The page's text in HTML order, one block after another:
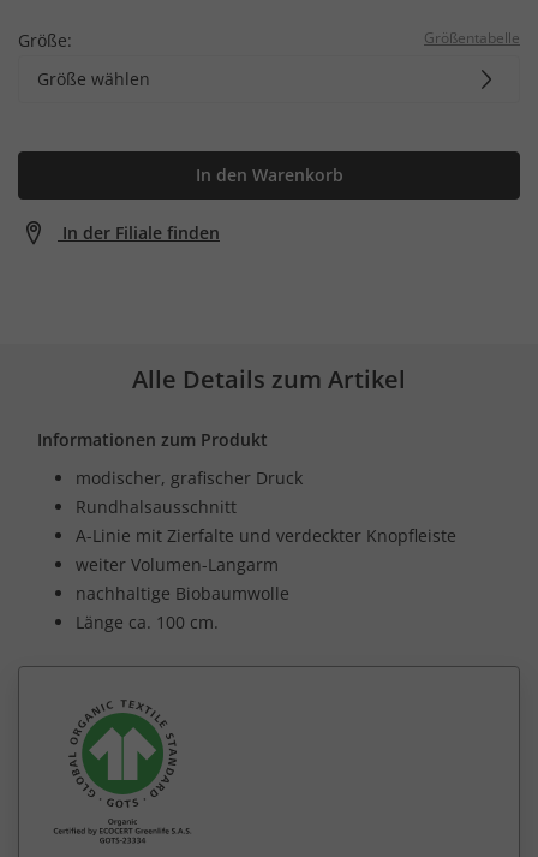
Größe: Größentabelle
Größe wählen
In den Warenkorb
In der Filiale finden
Alle Details zum Artikel
Informationen zum Produkt
modischer, grafischer Druck
Rundhalsausschnitt
A-Linie mit Zierfalte und verdeckter Knopfleiste
weiter Volumen-Langarm
nachhaltige Biobaumwolle
Länge ca. 100 cm.